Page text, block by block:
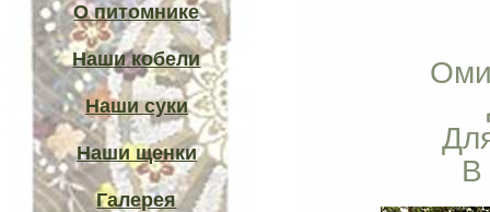
О питомнике
Наши кобели
Наши суки
Наши щенки
Галерея
В